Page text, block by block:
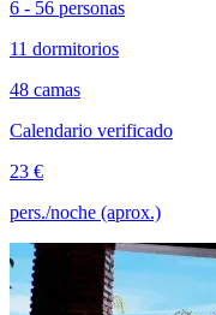
6 - 56 personas
11 dormitorios
48 camas
Calendario verificado
23 €
pers./noche (aprox.)